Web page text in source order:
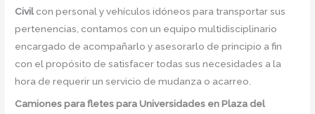
Civil con personal y vehículos idóneos para transportar sus
pertenencias, contamos con un equipo multidisciplinario
encargado de acompañarlo y asesorarlo de principio a fin
con el propósito de satisfacer todas sus necesidades a la
hora de requerir un servicio de mudanza o acarreo.
Camiones para fletespara Universidades en Plaza del